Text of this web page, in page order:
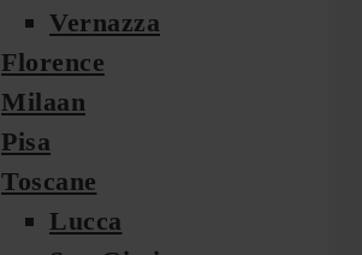
Vernazza
Florence
Milaan
Pisa
Toscane
Lucca